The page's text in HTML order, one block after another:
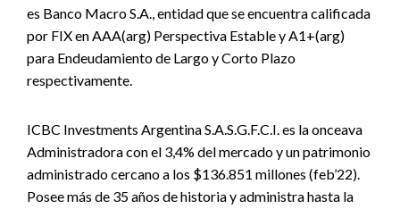
es Banco Macro S.A., entidad que se encuentra calificada
por FIX en AAA(arg) Perspectiva Estable y A1+(arg)
para Endeudamiento de Largo y Corto Plazo
respectivamente.
ICBC Investments Argentina S.A.S.G.F.C.I. es la onceava
Administradora con el 3,4% del mercado y un patrimonio
administrado cercano a los $136.851 millones (feb’22).
Posee más de 35 años de historia y administra hasta la